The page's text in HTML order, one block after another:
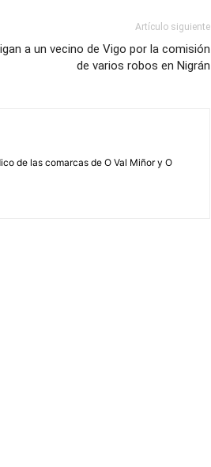
Artículo siguiente
a un vecino de Vigo por la comisión
de varios robos en Nigrán
de las comarcas de O Val Miñor y O